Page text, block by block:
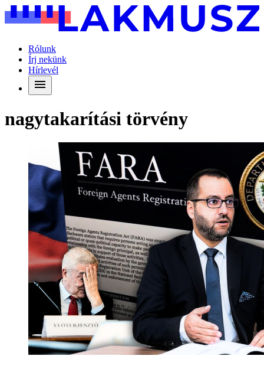
Rólunk
Írj nekünk
Hírlevél
nagytakarítási törvény